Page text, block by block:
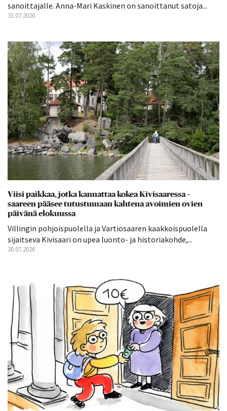
sanoittajalle. Anna-Mari Kaskinen on sanoittanut satoja...
31.07.2026
Viisi paikkaa, jotka kannattaa kokea Kivisaaressa –
saareen pääsee tutustumaan kahtena avoimien ovien
päivänä elokuussa
Villingin pohjoispuolella ja Vartiosaaren kaakkoispuolella
sijaitseva Kivisaari on upea luonto- ja historiakohde,...
30.07.2026